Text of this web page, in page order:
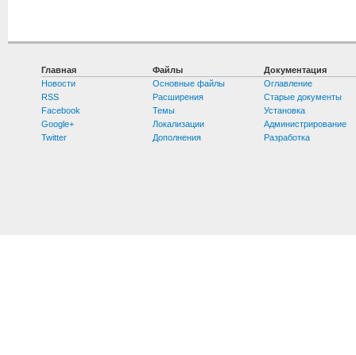
Главная
Новости
RSS
Facebook
Google+
Twitter
Файлы
Основные файлы
Расширения
Темы
Локализации
Дополнения
Документация
Оглавление
Старые документы
Установка
Администрирование
Разработка